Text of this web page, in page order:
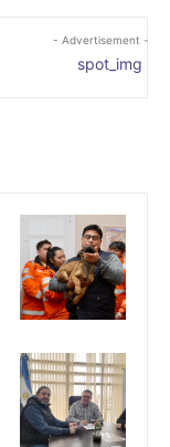
- Advertisement -